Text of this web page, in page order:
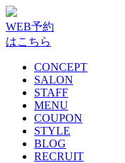
WEB予約
はこちら
CONCEPT
SALON
STAFF
MENU
COUPON
STYLE
BLOG
RECRUIT